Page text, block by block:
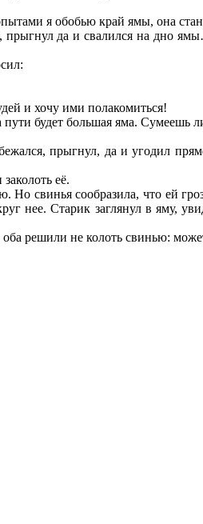
я обобью край ямы, она
прыгнул да и свалился на дно
и хочу ими полакомиться!
будет большая яма. Сумеешь
прыгнул, да и угодил
её.
свинья сообразила, что ей
нее. Старик заглянул в
решили не колоть свинью: